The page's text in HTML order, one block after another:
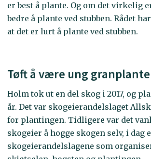
er best å plante. Og om det virkelig
bedre å plante ved stubben. Rådet
at det er lurt å plante ved stubben.
Tøft å være ung granplante
Holm tok ut en del skog i 2017, og
år. Det var skogeierandelslaget
for plantingen. Tidligere var det
skogeier å hogge skogen selv, i dag
skogeierandelslagene som